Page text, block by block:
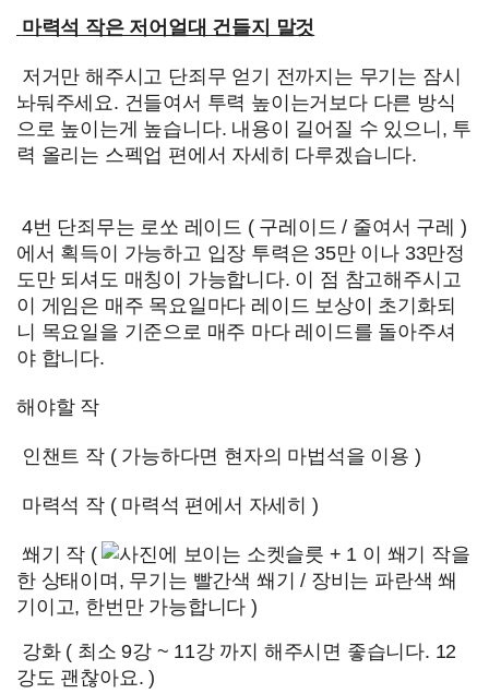
마력석 작은 저어얼대 건들지 말것
저거만 해주시고 단죄무 얻기 전까지는 무기는 잠시
놔둬주세요. 건들여서 투력 높이는거보다 다른 방식
으로 높이는게 높습니다. 내용이 길어질 수 있으니, 투
력 올리는 스펙업 편에서 자세히 다루겠습니다.
4번 단죄무는 로쏘 레이드 ( 구레이드 / 줄여서 구레 )
에서 획득이 가능하고 입장 투력은 35만 이나 33만정
도만 되셔도 매칭이 가능합니다. 이 점 참고해주시고
이 게임은 매주 목요일마다 레이드 보상이 초기화되
니 목요일을 기준으로 매주 마다 레이드를 돌아주셔
야 합니다.
해야할 작
인챈트 작 ( 가능하다면 현자의 마법석을 이용 )
마력석 작 ( 마력석 편에서 자세히 )
쐐기 작 (
사진에 보이는 소켓슬릇 + 1 이 쐐기 작을
한 상태이며, 무기는 빨간색 쐐기 / 장비는 파란색 쐐
기이고, 한번만 가능합니다 )
강화 ( 최소 9강 ~ 11강 까지 해주시면 좋습니다. 12
강도 괜찮아요. )